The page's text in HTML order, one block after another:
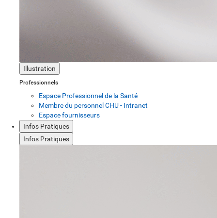
Illustration
Professionnels
Espace Professionnel de la Santé
Membre du personnel CHU - Intranet
Espace fournisseurs
Infos Pratiques
Infos Pratiques